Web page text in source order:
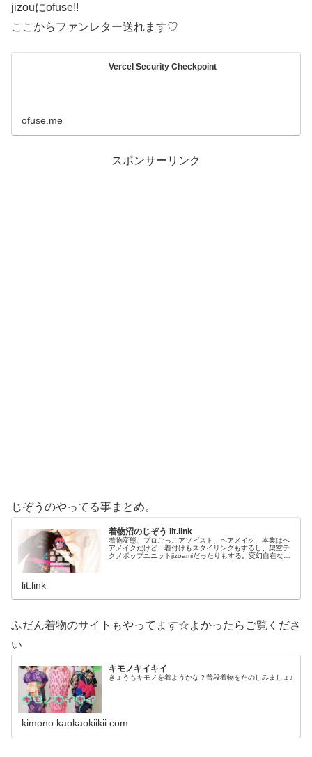
jizouにofuse!!
ここからファンレター送れます♡
Vercel Security Checkpoint
ofuse.me
スポンサーリンク
じぞうのやってる事まとめ。
着物沼のじぞう lit.link
着物変態、プロごっこアソビスト、ヘアメイク、本業はヘ
アメイクだけど、着付けもスタイリングもするし、架空テ
クノポップユニットjizoamiだったりもする。変幻自在なた
lit.link
ふだん着物のサイトもやってます☆よかったらご覧くださ
い
キモノキイキイ
きょうもキモノを着ようかな？普段着物をたのしみましょ♪
kimono.kaokaokiikii.com